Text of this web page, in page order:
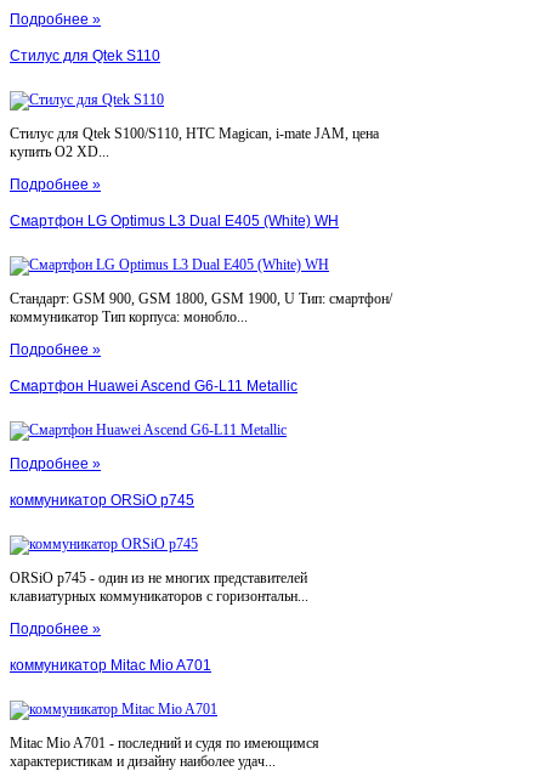
Подробнее »
Стилус для Qtek S110
Стилус для Qtek S100/S110, HTC Magican, i-mate JAM, цена
купить O2 XD...
Подробнее »
Смартфон LG Optimus L3 Dual E405 (White) WH
Стандарт: GSM 900, GSM 1800, GSM 1900, U Тип: смартфон/
коммуникатор Тип корпуса: монобло...
Подробнее »
Смартфон Huawei Ascend G6-L11 Metallic
Подробнее »
коммуникатор ORSiO p745
ORSiO p745 - один из не многих представителей
клавиатурных коммуникаторов с горизонтальн...
Подробнее »
коммуникатор Mitac Mio A701
Mitac Mio A701 - последний и судя по имеющимся
характеристикам и дизайну наиболее удач...